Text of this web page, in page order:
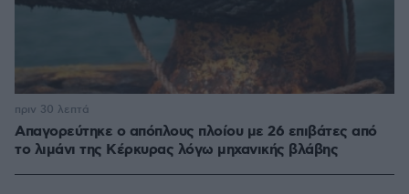
Απαγορεύτηκε ο απόπλους πλοίου με 26 επιβάτες από
το λιμάνι της Κέρκυρας λόγω μηχανικής βλάβης
πριν 30 λεπτά